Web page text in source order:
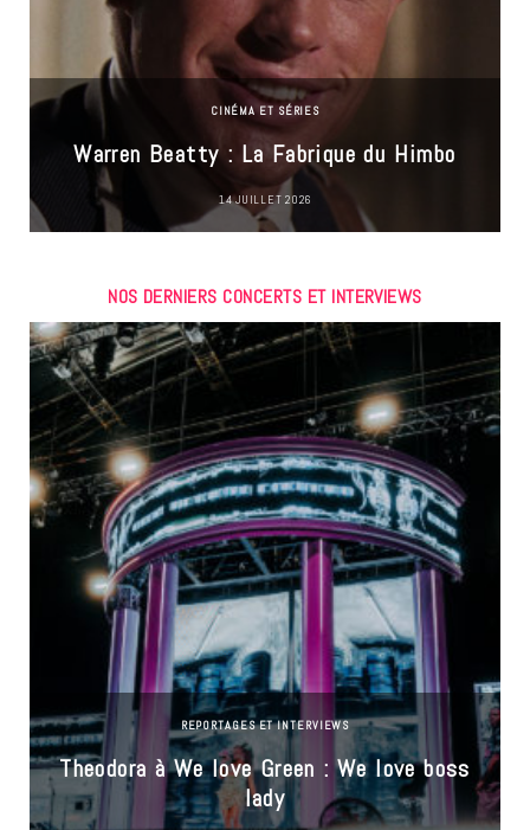
CINÉMA ET SÉRIES
Warren Beatty : La Fabrique du Himbo
14 JUILLET 2026
NOS DERNIERS CONCERTS ET INTERVIEWS
REPORTAGES ET INTERVIEWS
Theodora à We love Green : We love boss
lady